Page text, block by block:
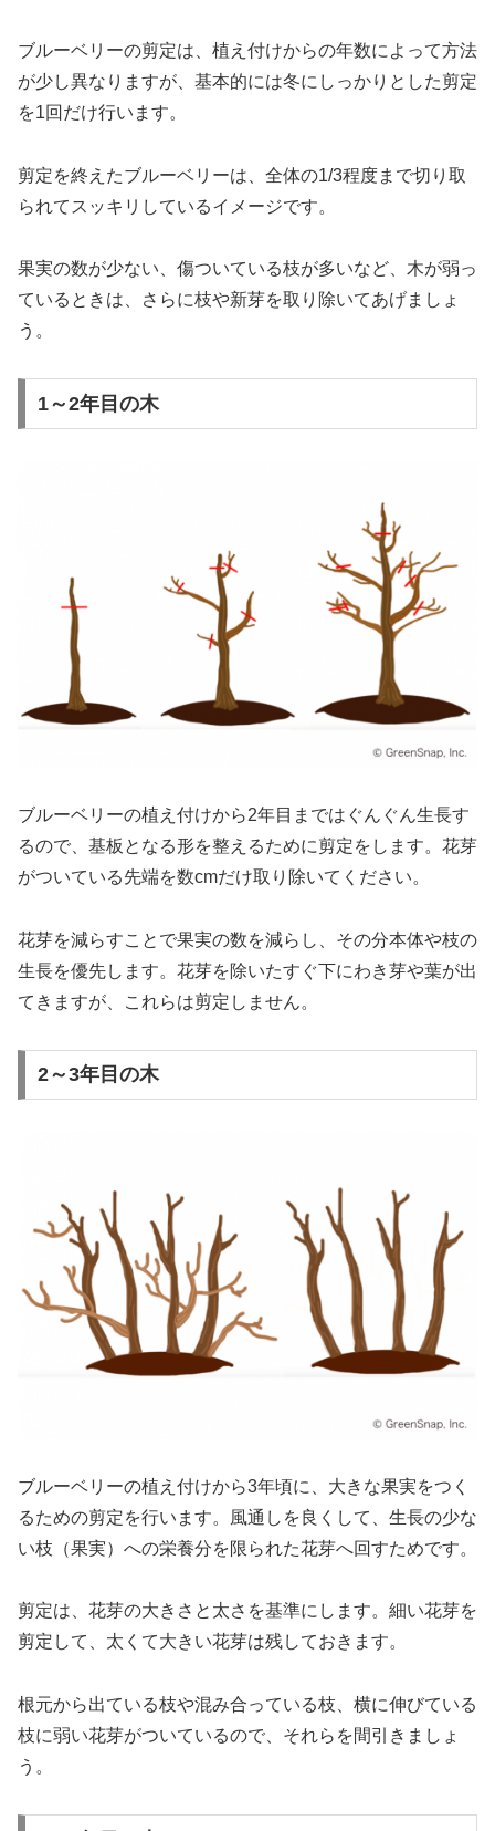
ブルーベリーの剪定は、植え付けからの年数によって方法
が少し異なりますが、基本的には冬にしっかりとした剪定
を1回だけ行います。
剪定を終えたブルーベリーは、全体の1/3程度まで切り取
られてスッキリしているイメージです。
果実の数が少ない、傷ついている枝が多いなど、木が弱っ
ているときは、さらに枝や新芽を取り除いてあげましょ
う。
1～2年目の木
ブルーベリーの植え付けから2年目まではぐんぐん生長す
るので、基板となる形を整えるために剪定をします。花芽
がついている先端を数cmだけ取り除いてください。
花芽を減らすことで果実の数を減らし、その分本体や枝の
生長を優先します。花芽を除いたすぐ下にわき芽や葉が出
てきますが、これらは剪定しません。
2～3年目の木
ブルーベリーの植え付けから3年頃に、大きな果実をつく
るための剪定を行います。風通しを良くして、生長の少な
い枝（果実）への栄養分を限られた花芽へ回すためです。
剪定は、花芽の大きさと太さを基準にします。細い花芽を
剪定して、太くて大きい花芽は残しておきます。
根元から出ている枝や混み合っている枝、横に伸びている
枝に弱い花芽がついているので、それらを間引きましょ
う。